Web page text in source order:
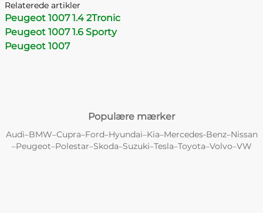
Relaterede artikler
Peugeot 1007 1.4 2Tronic
Peugeot 1007 1.6 Sporty
Peugeot 1007
Populære mærker
Audi–BMW–Cupra–Ford–Hyundai–Kia–Mercedes-Benz–Nissan
–Peugeot–Polestar–Skoda–Suzuki–Tesla–Toyota–Volvo–VW